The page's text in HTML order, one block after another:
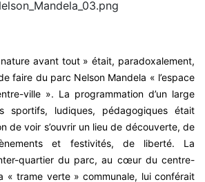
avant tout » était, paradoxalement,
faire du parc Nelson Mandela « l’espace
ville ». La programmation d’un large
sportifs, ludiques, pédagogiques était
de voir s’ouvrir un lieu de découverte, de
et festivités, de liberté. La
quartier du parc, au cœur du centre-
« trame verte » communale, lui conférait